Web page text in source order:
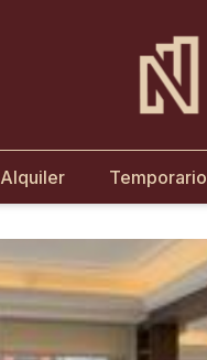
Alquiler Temporario